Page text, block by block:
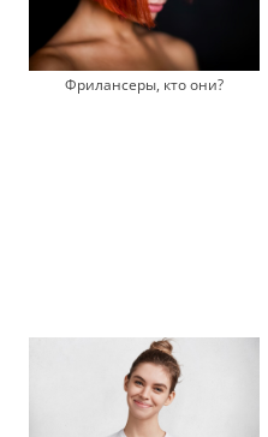
Фрилансеры, кто они?